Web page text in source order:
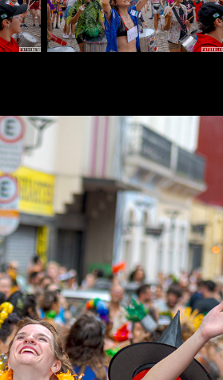
ELA PODE ELA VAI
2024